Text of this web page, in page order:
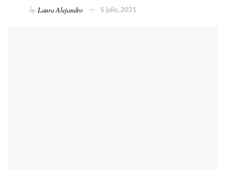
by Laura Alejandro 5 julio, 2021